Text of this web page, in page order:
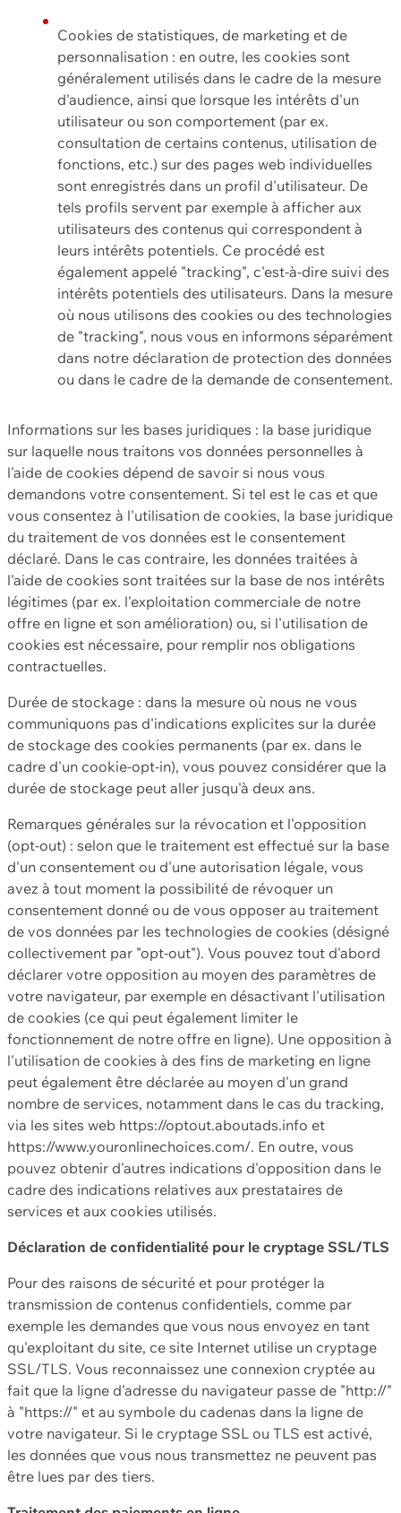
Cookies de statistiques, de marketing et de
personnalisation : en outre, les cookies sont
généralement utilisés dans le cadre de la mesure
d'audience, ainsi que lorsque les intérêts d'un
utilisateur ou son comportement (par ex.
consultation de certains contenus, utilisation de
fonctions, etc.) sur des pages web individuelles
sont enregistrés dans un profil d'utilisateur. De
tels profils servent par exemple à afficher aux
utilisateurs des contenus qui correspondent à
leurs intérêts potentiels. Ce procédé est
également appelé "tracking", c'est-à-dire suivi des
intérêts potentiels des utilisateurs. Dans la mesure
où nous utilisons des cookies ou des technologies
de "tracking", nous vous en informons séparément
dans notre déclaration de protection des données
ou dans le cadre de la demande de consentement.
Informations sur les bases juridiques : la base juridique
sur laquelle nous traitons vos données personnelles à
l'aide de cookies dépend de savoir si nous vous
demandons votre consentement. Si tel est le cas et que
vous consentez à l'utilisation de cookies, la base juridique
du traitement de vos données est le consentement
déclaré. Dans le cas contraire, les données traitées à
l'aide de cookies sont traitées sur la base de nos intérêts
légitimes (par ex. l'exploitation commerciale de notre
offre en ligne et son amélioration) ou, si l'utilisation de
cookies est nécessaire, pour remplir nos obligations
contractuelles.
Durée de stockage : dans la mesure où nous ne vous
communiquons pas d'indications explicites sur la durée
de stockage des cookies permanents (par ex. dans le
cadre d'un cookie-opt-in), vous pouvez considérer que la
durée de stockage peut aller jusqu'à deux ans.
Remarques générales sur la révocation et l'opposition
(opt-out) : selon que le traitement est effectué sur la base
d'un consentement ou d'une autorisation légale, vous
avez à tout moment la possibilité de révoquer un
consentement donné ou de vous opposer au traitement
de vos données par les technologies de cookies (désigné
collectivement par "opt-out"). Vous pouvez tout d'abord
déclarer votre opposition au moyen des paramètres de
votre navigateur, par exemple en désactivant l'utilisation
de cookies (ce qui peut également limiter le
fonctionnement de notre offre en ligne). Une opposition à
l'utilisation de cookies à des fins de marketing en ligne
peut également être déclarée au moyen d'un grand
nombre de services, notamment dans le cas du tracking,
via les sites web https://optout.aboutads.info et
https://www.youronlinechoices.com/. En outre, vous
pouvez obtenir d'autres indications d'opposition dans le
cadre des indications relatives aux prestataires de
services et aux cookies utilisés.
Déclaration de confidentialité pour le cryptage SSL/TLS
Pour des raisons de sécurité et pour protéger la
transmission de contenus confidentiels, comme par
exemple les demandes que vous nous envoyez en tant
qu'exploitant du site, ce site Internet utilise un cryptage
SSL/TLS. Vous reconnaissez une connexion cryptée au
fait que la ligne d'adresse du navigateur passe de "http://"
à "https://" et au symbole du cadenas dans la ligne de
votre navigateur. Si le cryptage SSL ou TLS est activé,
les données que vous nous transmettez ne peuvent pas
être lues par des tiers.